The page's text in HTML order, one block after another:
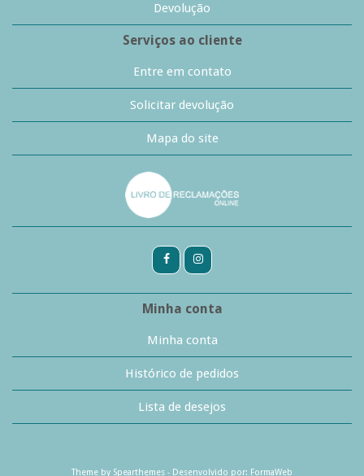
Devolução
Serviços ao cliente
Entre em contato
Solicitar devolução
Mapa do site
Minha conta
Minha conta
Histórico de pedidos
Lista de desejos
Theme by Spearthemes - Desenvolvido por: FormaWeb